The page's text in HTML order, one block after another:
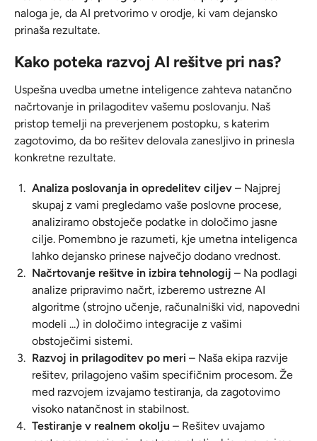
naloga je, da AI pretvorimo v orodje, ki vam dejansko
prinaša rezultate.
Kako poteka razvoj AI rešitve pri nas?
Uspešna uvedba umetne inteligence zahteva natančno
načrtovanje in prilagoditev vašemu poslovanju. Naš
pristop temelji na preverjenem postopku, s katerim
zagotovimo, da bo rešitev delovala zanesljivo in prinesla
konkretne rezultate.
Analiza poslovanja in opredelitev ciljev – Najprej
skupaj z vami pregledamo vaše poslovne procese,
analiziramo obstoječe podatke in določimo jasne
cilje. Pomembno je razumeti, kje umetna inteligenca
lahko dejansko prinese največjo dodano vrednost.
Načrtovanje rešitve in izbira tehnologij – Na podlagi
analize pripravimo načrt, izberemo ustrezne AI
algoritme (strojno učenje, računalniški vid, napovedni
modeli ...) in določimo integracije z vašimi
obstoječimi sistemi.
Razvoj in prilagoditev po meri – Naša ekipa razvije
rešitev, prilagojeno vašim specifičnim procesom. Že
med razvojem izvajamo testiranja, da zagotovimo
visoko natančnost in stabilnost.
Testiranje v realnem okolju – Rešitev uvajamo